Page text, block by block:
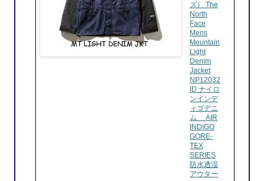
ズ） The
North
Face
Mens
Mountain
Light
Denim
Jacket
NP12032
ID ナイロ
ンインデ
ィゴデニ
ム AIR
INDIGO
GORE-
TEX
SERIES
防水透湿
アウター